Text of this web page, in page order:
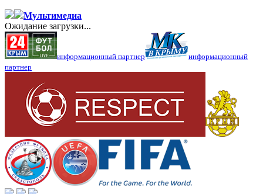
Мультимедиа
Ожидание загрузки...
информационный партнер
информационный
партнер